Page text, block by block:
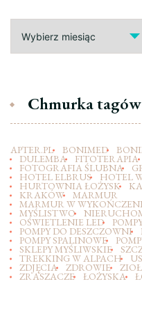
Chmurka tagów
APTER.PL BONIMED
DULEMBA FITOTERAPIA
FOTOGRAFIA ŚLUBNA
HOTEL ELBRUS HOTEL
HURTOWNIA ŁOŻYSK
KRAKÓW MARMUR
MARMUR W
MYŚLISTWO
OŚWIETLENIE LED
POMPY DO DESZCZOWNI
POMPY SPALINOWE
SKLEPY MYŚLIWSKIE
TREKKING W ALPACH
ZDJĘCIA ZDROWIE
ZRASZACZE ŁOŻYSKA